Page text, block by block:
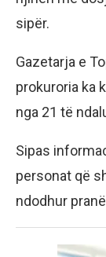
sipër.
Gazetarja e
prokuroria ka
nga 21 të
Sipas
personat që
ndodhur